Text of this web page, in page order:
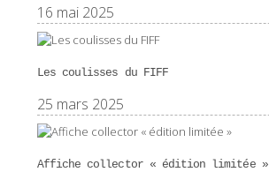
16 mai 2025
Les coulisses du FIFF
25 mars 2025
Affiche collector « édition limitée »